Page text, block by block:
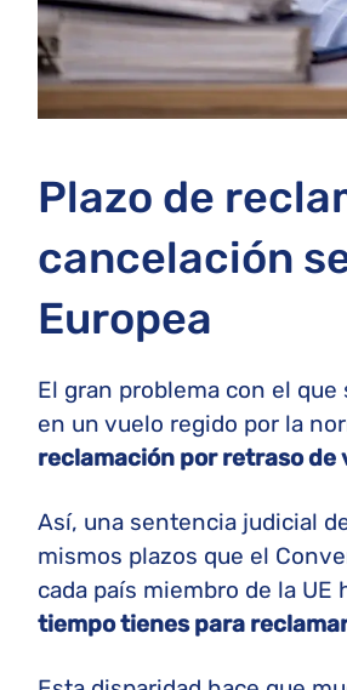
Plazo de
cancelación
Europea
El gran problema con el
en un vuelo regido por la
reclamación por retraso de
Así, una sentencia judicial
mismos plazos que el
cada país miembro de la
tiempo tienes para